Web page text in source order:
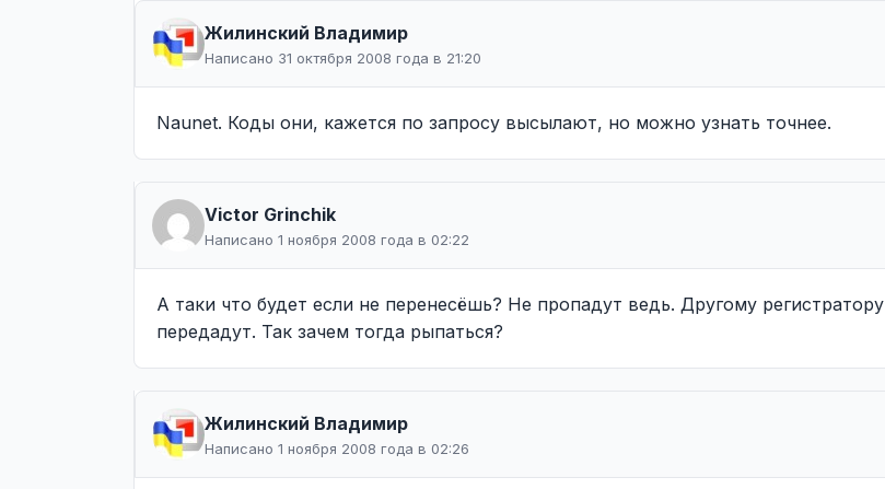
Жилинcкий Владимир
Написано 31 октября 2008 года в 21:20
Naunet. Коды они, кажется по запросу высылают, но можно узнать точнее.
Victor Grinchik
Написано 1 ноября 2008 года в 02:22
А таки что будет если не перенесёшь? Не пропадут ведь. Другому регистратору
передадут. Так зачем тогда рыпаться?
Жилинcкий Владимир
Написано 1 ноября 2008 года в 02:26